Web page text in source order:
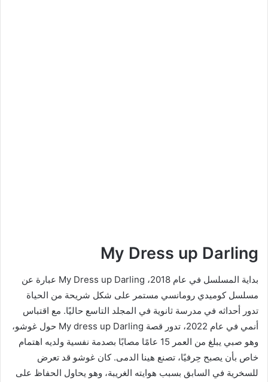
My Dress up Darling
بداية المسلسل في عام 2018، My Dress up Darling عبارة عن
مسلسل كوميدي رومانسي مستمر على شكل شريحة من الحياة
تدور أحداثه في مدرسة ثانوية في المجلد التاسع حاليًا. مع اقتباس
أنمي في عام 2022، تدور قصة My dress up Darling حول غوشو،
وهو صبي يبلغ من العمر 15 عامًا مصابًا بصدمة نفسية ولديه اهتمام
خاص بأن يصبح حِرفيًا، تصنع هينا الدمى. كان غوشو قد تعرض
للسخرية في السابق بسبب هوايته الغريبة، وهو يحاول الحفاظ على